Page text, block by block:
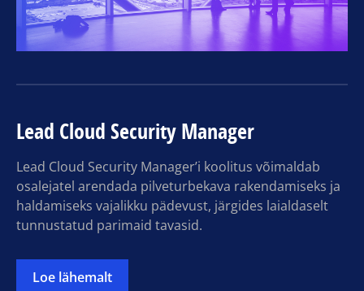
Lead Cloud Security Manager
Lead Cloud Security Manager’i koolitus võimaldab
osalejatel arendada pilveturbekava rakendamiseks ja
haldamiseks vajalikku pädevust, järgides laialdaselt
tunnustatud parimaid tavasid.
Loe lähemalt